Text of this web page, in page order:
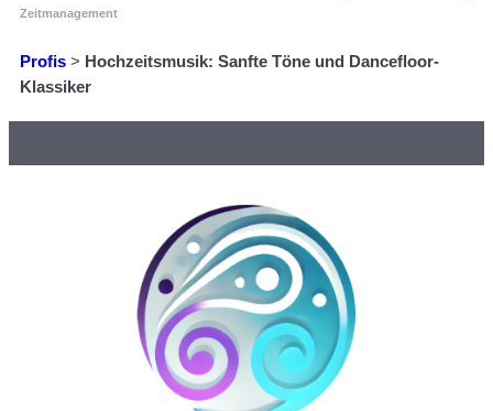
Zeitmanagement
Profis > Hochzeitsmusik: Sanfte Töne und Dancefloor-
Klassiker